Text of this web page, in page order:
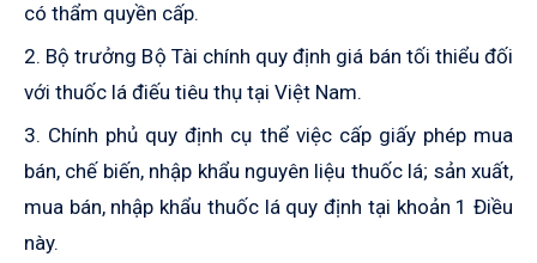
có thẩm quyền cấp.
2. Bộ trưởng Bộ Tài chính quy định giá bán tối thiểu đối
với thuốc lá điếu tiêu thụ tại Việt Nam.
3. Chính phủ quy định cụ thể việc cấp giấy phép mua
bán, chế biến, nhập khẩu nguyên liệu thuốc lá; sản xuất,
mua bán, nhập khẩu thuốc lá quy định tại khoản 1 Điều
này.